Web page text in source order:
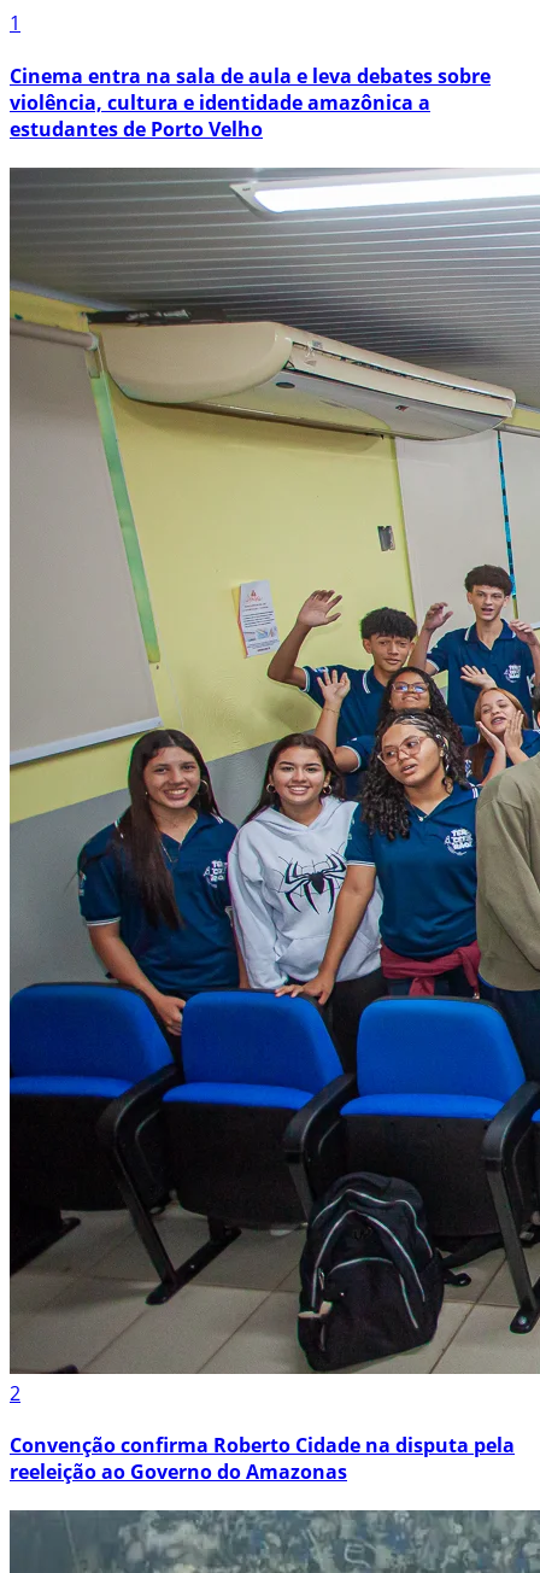
1
Cinema entra na sala de aula e leva debates sobre
violência, cultura e identidade amazônica a
estudantes de Porto Velho
2
Convenção confirma Roberto Cidade na disputa pela
reeleição ao Governo do Amazonas